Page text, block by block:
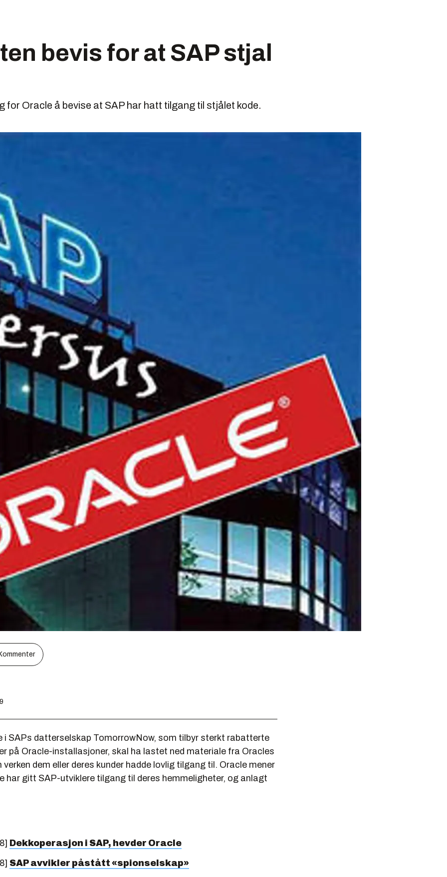
bevis for at SAP stjal
for Oracle å bevise at SAP har hatt tilgang til stjålet kode.
i SAPs datterselskap TomorrowNow, som tilbyr sterkt rabatterte
på Oracle-installasjoner, skal ha lastet ned materiale fra Oracles
dem eller deres kunder hadde lovlig tilgang til. Oracle mener
har gitt SAP-utviklere tilgang til deres hemmeligheter, og anlagt
Dekkoperasjon i SAP, hevder Oracle
SAP avvikler påstått «spionselskap»